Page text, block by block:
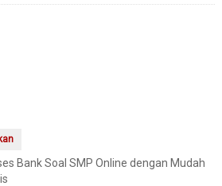
Bank Soal SMP Online dengan Mudah